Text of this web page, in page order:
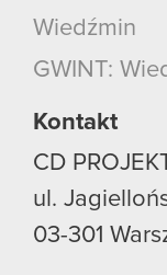
Wiedźmin
GWINT:
Kontakt
CD
ul.
03-301